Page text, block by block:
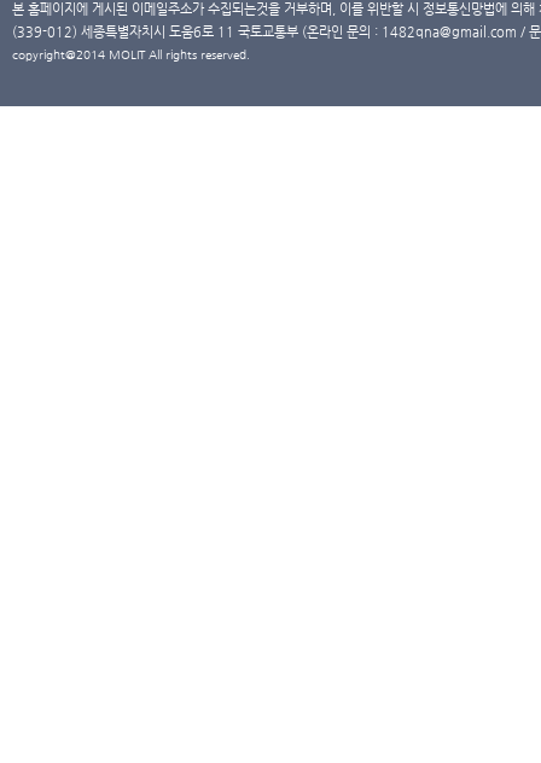
본 홈페이지에 게시된 이메일주소가 수집되는것을 거부하며, 이를 위반할 시 정보통신망법에 의
(339-012) 세종특별자치시 도움6로 11 국토교통부 (온라인 문의 : 1482qna@gmail.com /
copyright@2014 MOLIT All rights reserved.